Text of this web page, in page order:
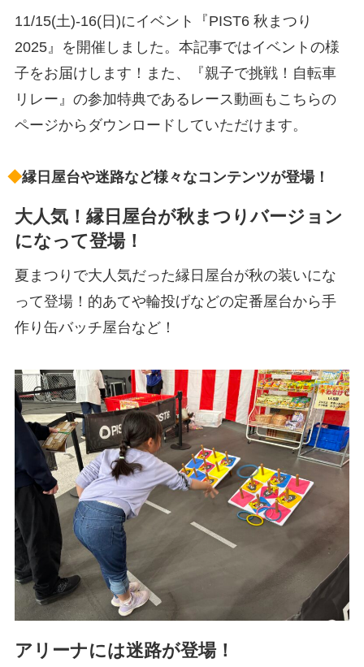
11/15(土)-16(日)にイベント『PIST6 秋まつり
2025』を開催しました。本記事ではイベントの様
子をお届けします！また、『親子で挑戦！自転車
リレー』の参加特典であるレース動画もこちらの
ページからダウンロードしていただけます。
◆縁日屋台や迷路など様々なコンテンツが登場！
大人気！縁日屋台が秋まつりバージョン
になって登場！
夏まつりで大人気だった縁日屋台が秋の装いにな
って登場！的あてや輪投げなどの定番屋台から手
作り缶バッチ屋台など！
アリーナには迷路が登場！